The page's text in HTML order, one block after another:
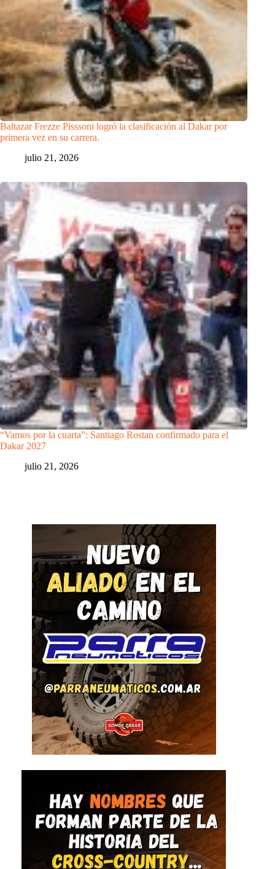
Baltazar Frezze Pisssoni logró la clasificación al Dakar por
primera vez en su carrera.
julio 21, 2026
“Vamos por la cuarta”: Santiago Rostan confirmado para el
Dakar 2027
julio 21, 2026